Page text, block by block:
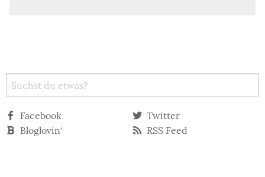
Facebook
Twitter
Bloglovin‘
RSS Feed